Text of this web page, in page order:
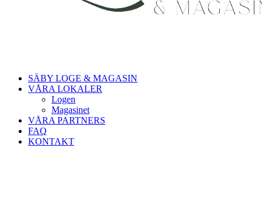
SÄBY LOGE & MAGASIN
VÅRA LOKALER
Logen
Magasinet
VÅRA PARTNERS
FAQ
KONTAKT